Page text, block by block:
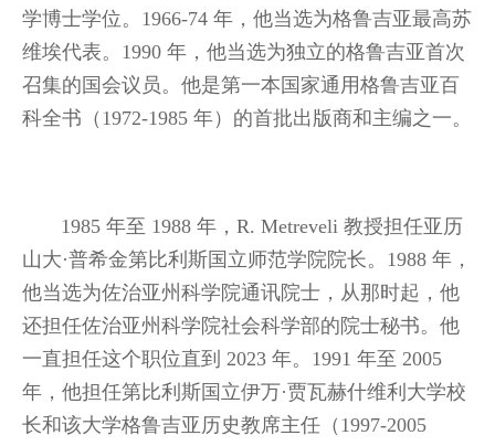
学博士学位。1966-74 年，他当选为格鲁吉亚最高苏
维埃代表。1990 年，他当选为独立的格鲁吉亚首次
召集的国会议员。他是第一本国家通用格鲁吉亚百
科全书（1972-1985 年）的首批出版商和主编之一。
1985 年至 1988 年，R. Metreveli 教授担任亚历
山大·普希金第比利斯国立师范学院院长。1988 年，
他当选为佐治亚州科学院通讯院士，从那时起，他
还担任佐治亚州科学院社会科学部的院士秘书。他
一直担任这个职位直到 2023 年。1991 年至 2005
年，他担任第比利斯国立伊万·贾瓦赫什维利大学校
长和该大学格鲁吉亚历史教席主任（1997-2005